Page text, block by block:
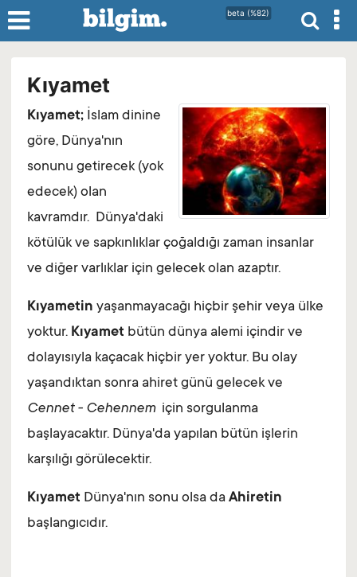
beta (%82)
Kıyamet
Kıyamet; İslam dinine
göre, Dünya'nın
sonunu getirecek (yok
edecek) olan
kavramdır. Dünya'daki
kötülük ve sapkınlıklar çoğaldığı zaman insanlar
ve diğer varlıklar için gelecek olan azaptır.
Kıyametin yaşanmayacağı hiçbir şehir veya ülke
yoktur. Kıyamet bütün dünya alemi içindir ve
dolayısıyla kaçacak hiçbir yer yoktur. Bu olay
yaşandıktan sonra ahiret günü gelecek ve
Cennet - Cehennemiçin sorgulanma
başlayacaktır. Dünya'da yapılan bütün işlerin
karşılığı görülecektir.
Kıyamet Dünya'nın sonu olsa da Ahiretin
başlangıcıdır.